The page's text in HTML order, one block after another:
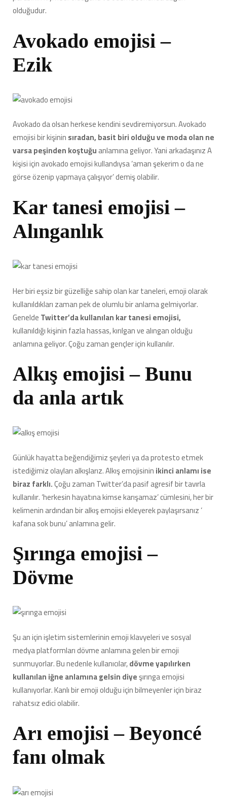
olduğudur.
Avokado emojisi –
Ezik
Avokado da olsan herkese kendini sevdiremiyorsun. Avokado
emojisi bir kişininsıradan, basit biri olduğu ve moda olan ne
varsa peşinden koştuğuanlamına geliyor. Yani arkadaşınız A
kişisi için avokado emojisi kullandıysa ‘aman şekerim o da ne
görse özenip yapmaya çalışıyor’ demiş olabilir.
Kar tanesi emojisi –
Alınganlık
Her biri eşsiz bir güzelliğe sahip olan kar taneleri, emoji olarak
kullanıldıkları zaman pek de olumlu bir anlama gelmiyorlar.
GeneldeTwitter’da kullanılan kar tanesi emojisi,
kullanıldığı kişinin fazla hassas, kırılgan ve alıngan olduğu
anlamına geliyor. Çoğu zaman gençler için kullanılır.
Alkış emojisi – Bunu
da anla artık
Günlük hayatta beğendiğimiz şeyleri ya da protesto etmek
istediğimiz olayları alkışlarız. Alkış emojisininikinci anlamı ise
biraz farklı.Çoğu zaman Twitter’da pasif agresif bir tavırla
kullanılır. ‘herkesin hayatına kimse karışamaz’ cümlesini, her bir
kelimenin ardından bir alkış emojisi ekleyerek paylaşırsanız ‘
kafana sok bunu’ anlamına gelir.
Şırınga emojisi –
Dövme
Şu an için işletim sistemlerinin emoji klavyeleri ve sosyal
medya platformları dövme anlamına gelen bir emoji
sunmuyorlar. Bu nedenle kullanıcılar,dövme yapılırken
kullanılan iğne anlamına gelsin diyeşırınga emojisi
kullanıyorlar. Kanlı bir emoji olduğu için bilmeyenler için biraz
rahatsız edici olabilir.
Arı emojisi – Beyoncé
fanı olmak